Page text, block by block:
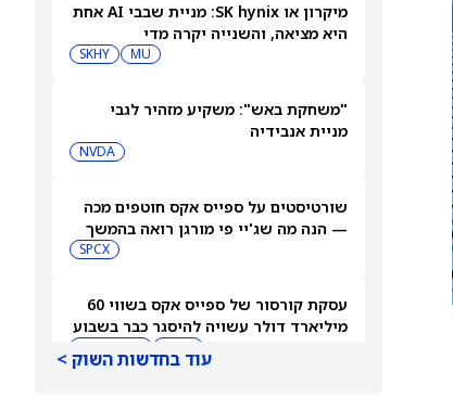
מיקרון או SK hynix: מניית שבבי AI אחת
היא מציאה, והשנייה יקרה מדי
MU
SKHY
"משחקת באש": משקיע מזהיר לגבי
מניית אנבידיה
NVDA
שורטיסטים על ספייס אקס חוטפים מכה
— הנה מה שג'יי פי מורגן רואה בהמשך
SPCX
עסקת קורסור של ספייס אקס בשווי 60
מיליארד דולר עשויה להיסגר כבר בשבוע
עוד בחדשות השוק >